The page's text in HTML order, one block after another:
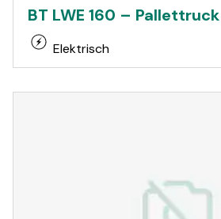
BT LWE 160 –
Elektrisch